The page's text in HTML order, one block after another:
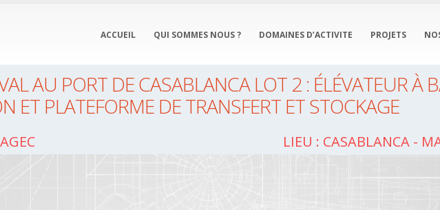
ACCUEIL QUI SOMMES NOUS ? DOMAINES D’ACTIVITE PROJETS
AU PORT DE CASABLANCA LOT 2 : ÉLÉVATEUR À
ET PLATEFORME DE TRANSFERT ET STOCKAGE
Lieu : Casablanca -